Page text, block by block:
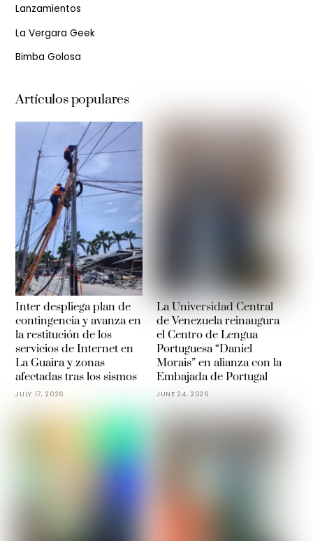
Lanzamientos
La Vergara Geek
Bimba Golosa
Artículos populares
Inter despliega plan de
contingencia y avanza en
la restitución de los
servicios de Internet en
La Guaira y zonas
afectadas tras los sismos
JULY 17, 2026
La Universidad Central
de Venezuela reinaugura
el Centro de Lengua
Portuguesa “Daniel
Morais” en alianza con la
Embajada de Portugal
JUNE 24, 2026